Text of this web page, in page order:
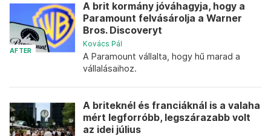
AFTER
A brit kormány jóváhagyja, hogy a
Paramount felvásárolja a Warner
Bros. Discoveryt
Kovács Pál
A Paramount vállalta, hogy hű marad a
vállalásaihoz.
A briteknél és franciáknál is a valaha
mért legforróbb, legszárazabb volt
az idei július